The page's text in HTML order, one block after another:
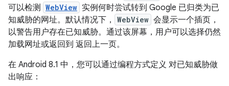
可以检测 WebView 实例何时尝试转到 Google 已归类为已
知威胁的网址。默认情况下，
WebView 会显示一个插页，
以警告用户存在已知威胁。通过该屏幕，用户可以选择仍然
加载网址或返回到 返回上一页。
在 Android 8.1 中，您可以通过编程方式定义 对已知威胁做
出响应：